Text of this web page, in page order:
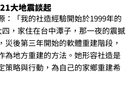
大地震談起
：「我的社造經驗開始於1999年的
，家住在台中潭子，那一夜的震撼
後第三年開始的軟體重建階段，
為地方重建的方法。她形容社造是
策略與行動，為自己的家鄉重建希